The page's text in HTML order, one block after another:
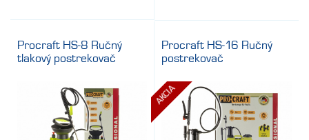
Procraft HS-8 Ručný
tlakový postrekovač
Procraft HS-16 Ručný
postrekovač
AKCIA